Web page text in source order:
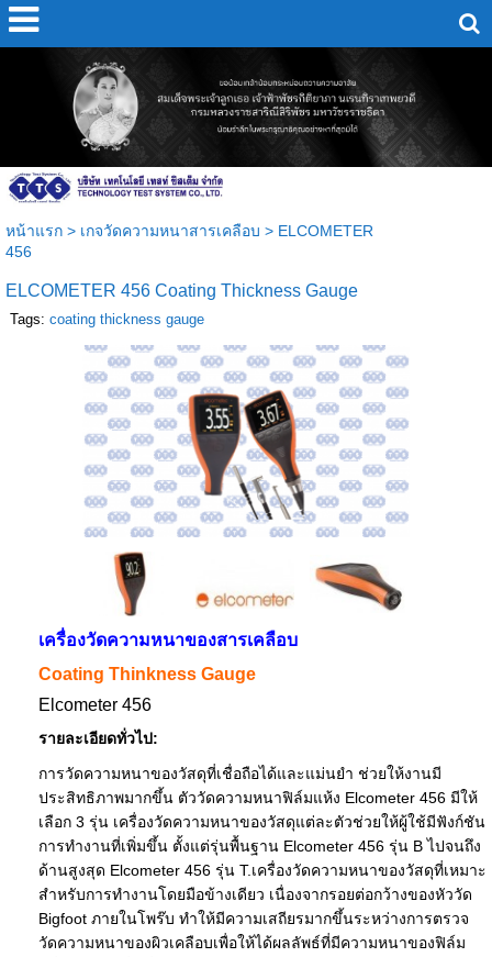
หน้าแรก> เกจวัดความหนาสารเคลือบ > ELCOMETER
456
ELCOMETER 456 Coating Thickness Gauge
Tags: coating thickness gauge
เครื่องวัดความหนาของสารเคลือบ
Coating Thinkness Gauge
Elcometer 456
รายละเอียดทั่วไป:
การวัดความหนาของวัสดุที่เชื่อถือได้และแม่นยำ ช่วยให้งานมี
ประสิทธิภาพมากขึ้น ตัววัดความหนาฟิล์มแห้ง Elcometer 456 มีให้
เลือก 3 รุ่น เครื่องวัดความหนาของวัสดุแต่ละตัวช่วยให้ผู้ใช้มีฟังก์ชัน
การทำงานที่เพิ่มขึ้น ตั้งแต่รุ่นพื้นฐาน Elcometer 456 รุ่น B ไปจนถึง
ด้านสูงสุด Elcometer 456 รุ่น T.เครื่องวัดความหนาของวัสดุที่เหมาะ
สำหรับการทำงานโดยมือข้างเดียว เนื่องจากรอยต่อกว้างของหัววัด
Bigfoot ภายในโพร๊บ ทำให้มีความเสถียรมากขึ้นระหว่างการตรวจ
วัดความหนาของผิวเคลือบเพื่อให้ได้ผลลัพธ์ที่มีความหนาของฟิล์ม